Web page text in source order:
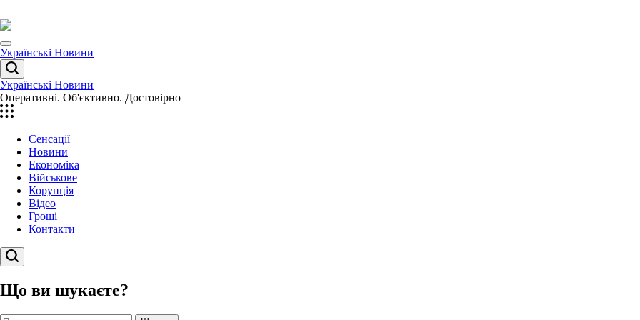
до
вмісту
Menu
Українські Новини
Пошук
Українські Новини
Оперативні. Об'єктивно. Достовірно
Сенсації
Новини
Економіка
Військове
Корупція
Відео
Гроші
Контакти
Пошук
Що ви шукаєте?